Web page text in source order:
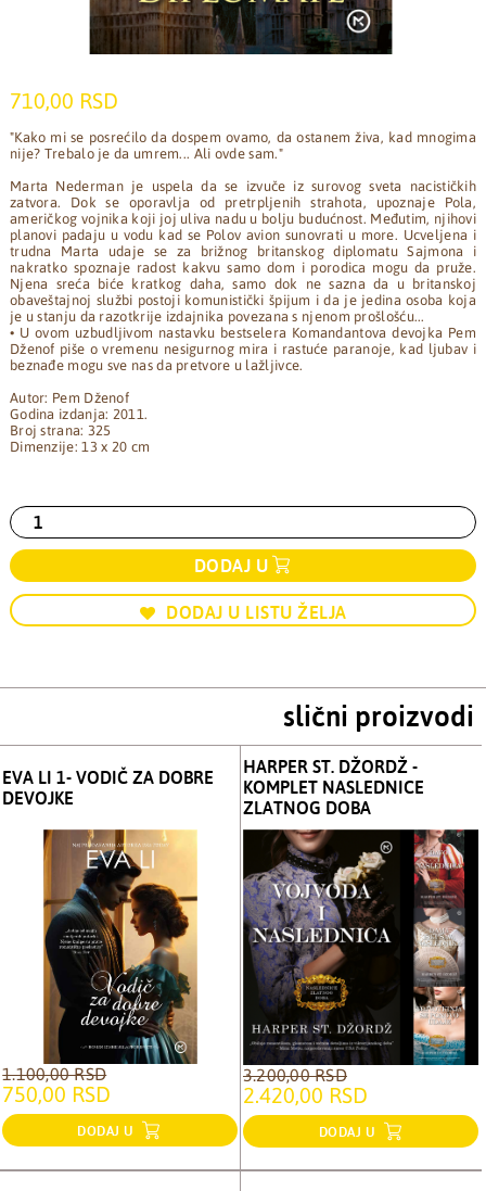
710,00 RSD
"Kako mi se posrećilo da dospem ovamo, da ostanem živa, kad mnogima
nije? Trebalo je da umrem... Ali ovde sam."
Marta Nederman je uspela da se izvuče iz surovog sveta nacističkih
zatvora. Dok se oporavlja od pretrpljenih strahota, upoznaje Pola,
američkog vojnika koji joj uliva nadu u bolju budućnost. Međutim, njihovi
planovi padaju u vodu kad se Polov avion sunovrati u more. Ucveljena i
trudna Marta udaje se za brižnog britanskog diplomatu Sajmona i
nakratko spoznaje radost kakvu samo dom i porodica mogu da pruže.
Njena sreća biće kratkog daha, samo dok ne sazna da u britanskoj
obaveštajnoj službi postoji komunistički špijum i da je jedina osoba koja
je u stanju da razotkrije izdajnika povezana s njenom prošlošću...
• U ovom uzbudljivom nastavku bestselera Komandantova devojka Pem
Dženof piše o vremenu nesigurnog mira i rastuće paranoje, kad ljubav i
beznađe mogu sve nas da pretvore u lažljivce.
Autor: Pem Dženof
Godina izdanja: 2011.
Broj strana: 325
Dimenzije: 13 x 20 cm
DODAJ U
DODAJ U LISTU ŽELJA
slični proizvodi
EVA LI 1- VODIČ ZA DOBRE
DEVOJKE
1.100,00 RSD
750,00 RSD
DODAJ U
HARPER ST. DŽORDŽ -
KOMPLET NASLEDNICE
ZLATNOG DOBA
3.200,00 RSD
2.420,00 RSD
DODAJ U